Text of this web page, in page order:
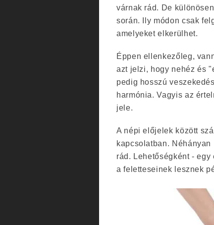
várnak rád. De
során. Ily módon csak
amelyeket elkerülhet.
Éppen ellenkezőleg,
azt jelzi, hogy nehéz és
pedig hosszú
harmónia. Vagyis az
jele.
A népi előjelek között
kapcsolatban.
rád. Lehetőségként -
a feletteseinek lesznek